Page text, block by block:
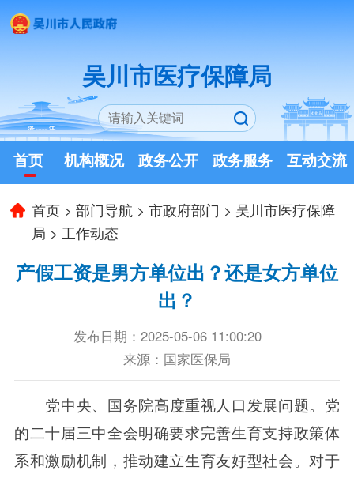
吴川市医疗保障局
首页 机构概况 政务公开 政务服务 互动交流
首页 >部门导航 >市政府部门 > 吴川市医疗保障
局 > 工作动态
产假工资是男方单位出？还是女方单位
出？
发布日期：2025-05-06 11:00:20
来源：国家医保局
党中央、国务院高度重视人口发展问题。党
的二十届三中全会明确要求完善生育支持政策体
系和激励机制，推动建立生育友好型社会。对于